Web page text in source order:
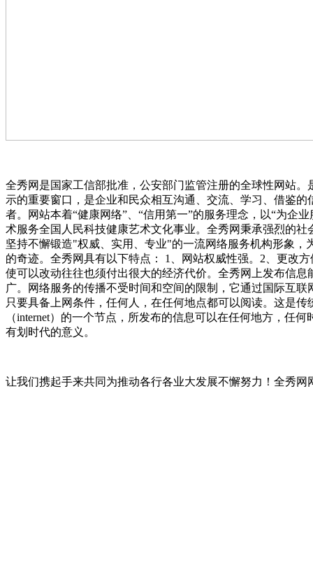
全秀网是国家工信部批准，公安部门监管注册的全球性网站
示的重要窗口，是企业和民众相互沟通、交流、学习、借鉴
者。网站本着“健康网络”、“信用第一”的服务理念，以“为企
术服务全国人民科技健康艺术文化事业。全秀网秉承强烈的
坚持不懈锻造"权威、实用、专业"的一流网络服务机构形象
的奇迹。全秀网具有以下特点： 1、网站权威性强。2、更改
使可以改动往往也须付出很大的经济代价。全秀网上发布信
广。网络服务的传播不受时间和空间的限制，它通过国际互
只要具备上网条件，任何人，在任何地点都可以阅读。这是
（internet）的一个节点，所发布的信息可以在任何地方，任
有划时代的意义。
让我们携起手来共同为推动各行各业大发展不懈努力！全秀网